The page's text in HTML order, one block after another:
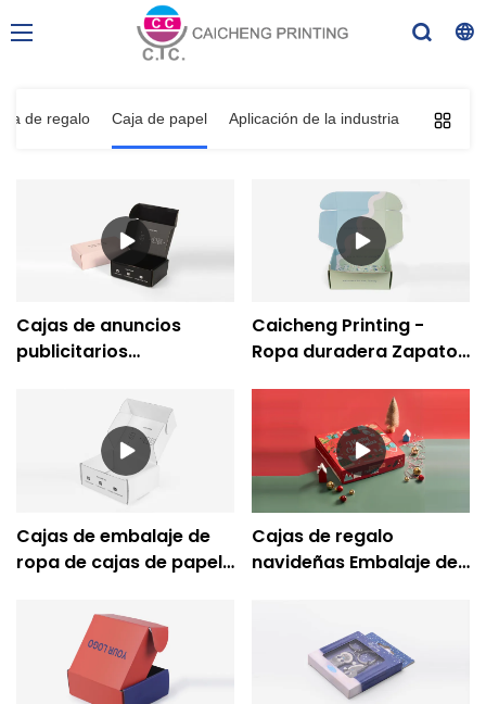
de regalo Caja de papel Aplicación de la industria
Cajas de anuncios
publicitarios
personalizados que
envían cajas de
anuncios publicitarios
para electrónica
Caicheng Printing -
Ropa duradera Zapatos
Cartón Envío Regalo
Supplie Caja corrugada
Cajas de embalaje de
ropa de cajas de papel
personalizadas de
impresión Caicheng
Cajas de regalo
navideñas Embalaje de
por mayor